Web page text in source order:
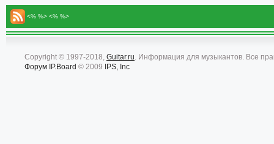
<% %> <% %>
Copyright © 1997-2018, Guitar.ru. Информация для музыкантов. Все
Форум IP.Board © 2009 IPS, Inc